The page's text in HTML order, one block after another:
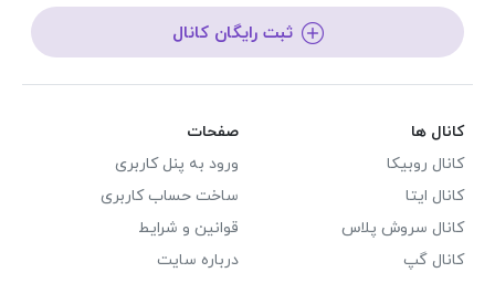
ثبت رایگان کانال
کانال ها
کانال روبیکا
کانال ایتا
کانال سروش پلاس
کانال گپ
صفحات
ورود به پنل کاربری
ساخت حساب کاربری
قوانین و شرایط
درباره سایت